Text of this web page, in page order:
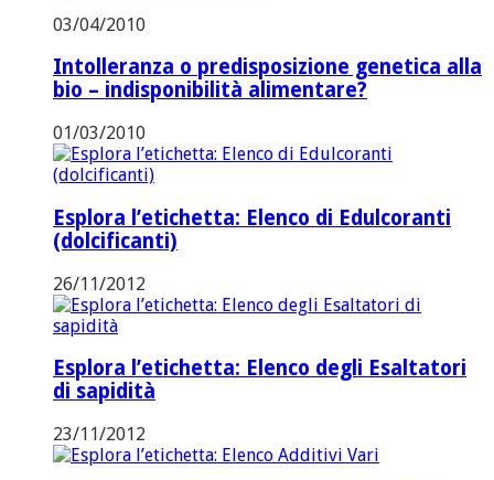
03/04/2010
Intolleranza o predisposizione genetica alla
bio – indisponibilità alimentare?
01/03/2010
Esplora l’etichetta: Elenco di Edulcoranti
(dolcificanti)
26/11/2012
Esplora l’etichetta: Elenco degli Esaltatori
di sapidità
23/11/2012